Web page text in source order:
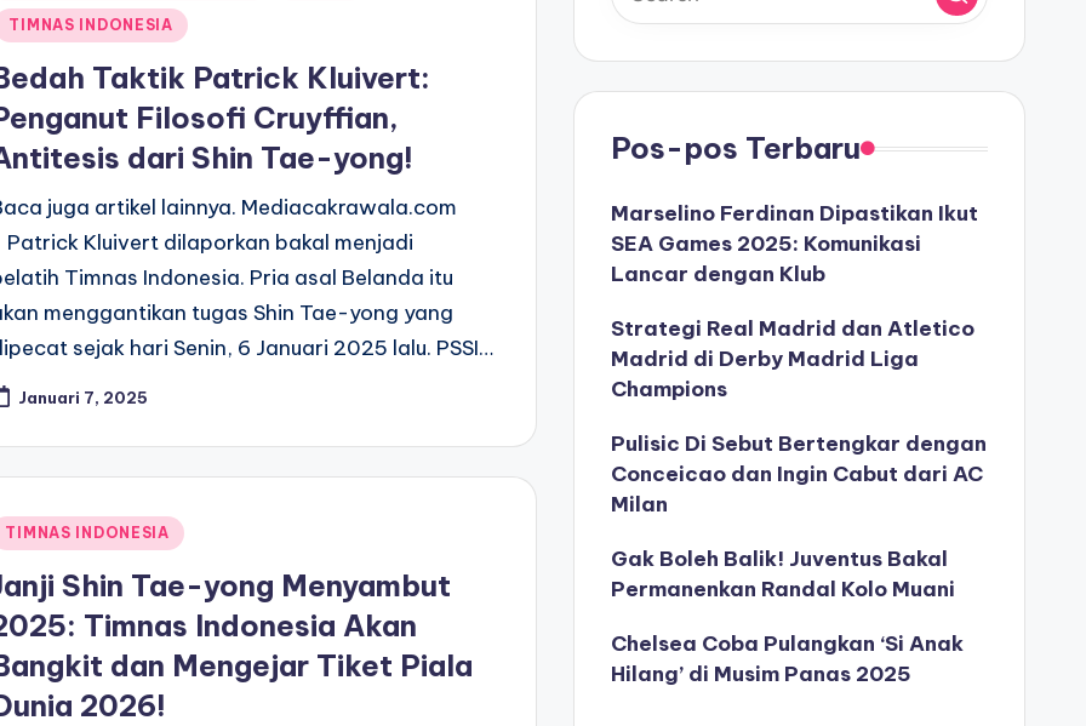
TIMNAS INDONESIA
Taktik Patrick Kluivert:
Filosofi Cruyffian,
dari Shin Tae-yong!
juga artikel lainnya. Mediacakrawala.com
Patrick Kluivert dilaporkan bakal menjadi
Timnas Indonesia. Pria asal Belanda itu
menggantikan tugas Shin Tae-yong yang
sejak hari Senin, 6 Januari 2025 lalu. PSSI…
Januari 7, 2025
TIMNAS INDONESIA
Shin Tae-yong Menyambut
Timnas Indonesia Akan
dan Mengejar Tiket Piala
2026!
Pos-pos Terbaru
Marselino Ferdinan Dipastikan Ikut
SEA Games 2025: Komunikasi
Lancar dengan Klub
Strategi Real Madrid dan Atletico
Madrid di Derby Madrid Liga
Champions
Pulisic Di Sebut Bertengkar dengan
Conceicao dan Ingin Cabut dari AC
Milan
Gak Boleh Balik! Juventus Bakal
Permanenkan Randal Kolo Muani
Chelsea Coba Pulangkan ‘Si Anak
Hilang’ di Musim Panas 2025